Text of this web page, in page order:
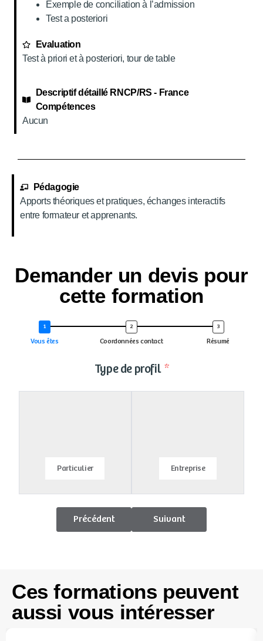
Exemple de conciliation à l’admission
Test a posteriori
Evaluation
Test à priori et à posteriori, tour de table
Descriptif détaillé RNCP/RS - France
Compétences
Aucun
Pédagogie
Apports théoriques et pratiques, échanges interactifs
entre formateur et apprenants.
Demander un devis pour
cette formation
Vous êtes Coordonnées contact Résumé
Type de profil
Particulier Entreprise
Précédent Suivant
Ces formations peuvent
aussi vous intéresser